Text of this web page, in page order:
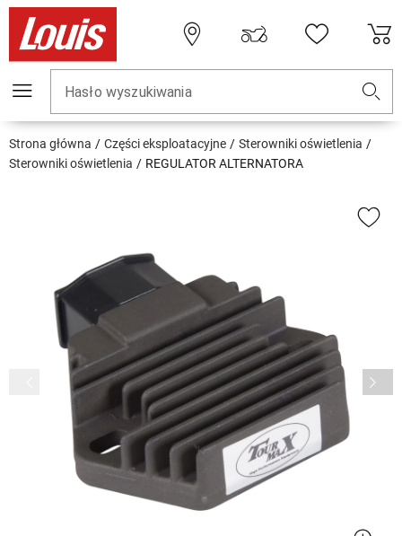
Hasło wyszukiwania
Strona główna Części eksploatacyjne
Sterowniki oświetlenia
Sterowniki oświetlenia
REGULATOR ALTERNATORA